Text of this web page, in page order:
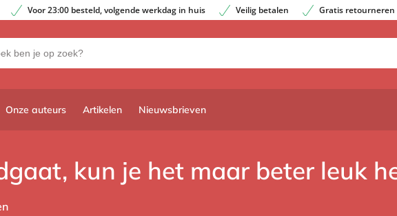
Voor 23:00 besteld, volgende werkdag in huis Veilig betalen Gratis retourneren
Onze auteurs Artikelen Nieuwsbrieven
kun je het maar beter leuk